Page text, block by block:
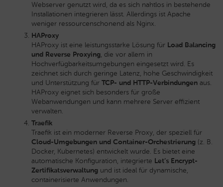
Webserver genutzt wird, da es sich nahtlos in bestehende
Installationen integrieren lässt. Allerdings ist Apache
weniger ressourcenschonend als Nginx.
HAProxy
HAProxy ist eine leistungsstarke Lösung für Load Balancing
und Reverse Proxying, die vor allem in
Hochverfügbarkeitsumgebungen eingesetzt wird. Es
zeichnet sich durch geringe Latenz, hohe Geschwindigkeit
und Unterstützung für TCP- und HTTP-Verbindungen aus.
HAProxy eignet sich besonders für große
Webanwendungen und kann mehrere Server effizient
verwalten.
Traefik
Traefik ist ein moderner Reverse Proxy, der speziell für
Cloud-Umgebungen und Container-Orchestrierung (z. B.
Docker, Kubernetes) entwickelt wurde. Es bietet eine
automatische Konfiguration, integrierte Let’s Encrypt-
Zertifikatsverwaltung und ist ideal für dynamische,
containerisierte Anwendungen.